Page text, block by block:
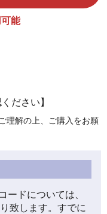
ト
能
ださい】
理解の上、ご購入をお願
ードについては、
致します。すでに